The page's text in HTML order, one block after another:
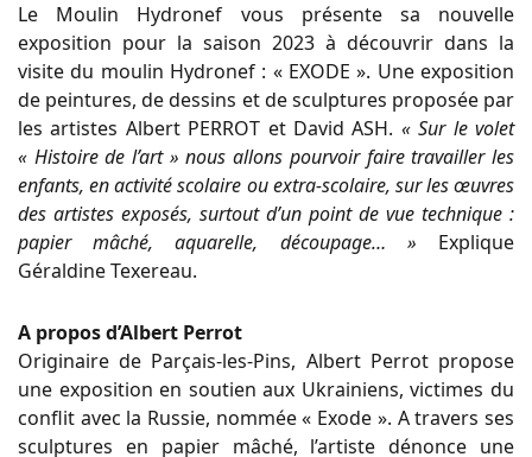
Le Moulin Hydronef vous présente sa nouvelle
exposition pour la saison 2023 à découvrir dans la
visite du moulin Hydronef : « EXODE ». Une exposition
de peintures, de dessins et de sculptures proposée par
les artistes Albert PERROT et David ASH. « Sur le volet
« Histoire de l’art » nous allons pourvoir faire travailler les
enfants, en activité scolaire ou extra-scolaire, sur les œuvres
des artistes exposés, surtout d’un point de vue technique :
papier mâché, aquarelle, découpage… » Explique
Géraldine Texereau.
A propos d’Albert Perrot
Originaire de Parçais-les-Pins, Albert Perrot propose
une exposition en soutien aux Ukrainiens, victimes du
conflit avec la Russie, nommée « Exode ». A travers ses
sculptures en papier mâché, l’artiste dénonce une